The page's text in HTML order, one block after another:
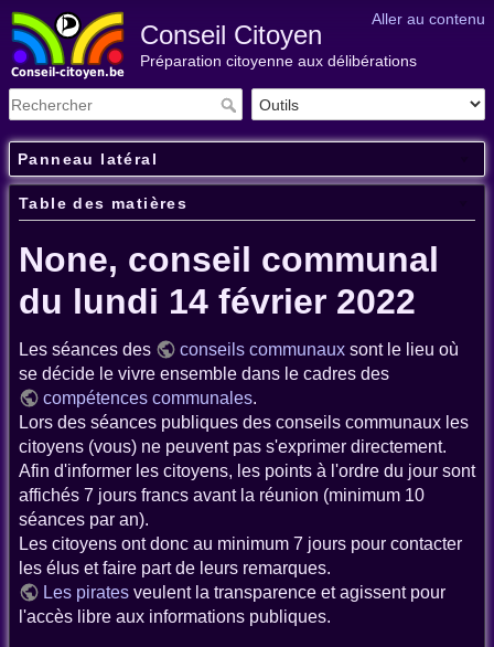
Aller au contenu
Conseil Citoyen
Préparation citoyenne aux délibérations
Panneau latéral
Table des matières
None, conseil communal
du lundi 14 février 2022
Les séances des conseils communaux sont le lieu où
se décide le vivre ensemble dans le cadres des
compétences communales.
Lors des séances publiques des conseils communaux les
citoyens (vous) ne peuvent pas s'exprimer directement.
Afin d'informer les citoyens, les points à l'ordre du jour sont
affichés 7 jours francs avant la réunion (minimum 10
séances par an).
Les citoyens ont donc au minimum 7 jours pour contacter
les élus et faire part de leurs remarques.
Les pirates veulent la transparence et agissent pour
l'accès libre aux informations publiques.